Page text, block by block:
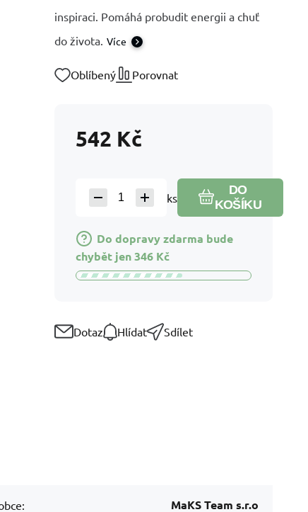
inspiraci. Pomáhá probudit energii a chuť
do života. Více
Oblíbený Porovnat
542 Kč
ks
DO
KOŠÍKU
Do dopravy zdarma bude
chybět jen346 Kč
Dotaz Hlídat Sdílet
MaKS Team s.r.o